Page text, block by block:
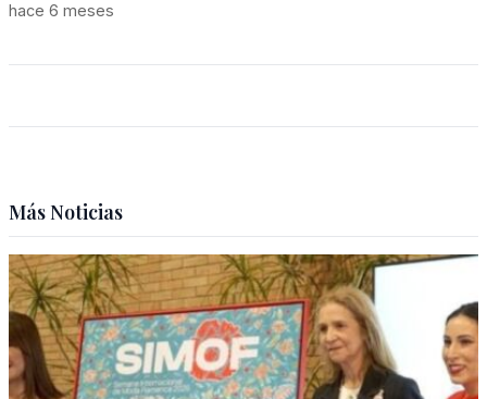
hace 6 meses
Más Noticias